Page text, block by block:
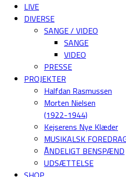
LIVE
DIVERSE
SANGE / VIDEO
SANGE
VIDEO
PRESSE
PROJEKTER
Halfdan Rasmussen
Morten Nielsen
(1922-1944)
Kejserens Nye Klæder
MUSIKALSK
ÅNDELIGT BENSPÆND
UDSÆTTELSE